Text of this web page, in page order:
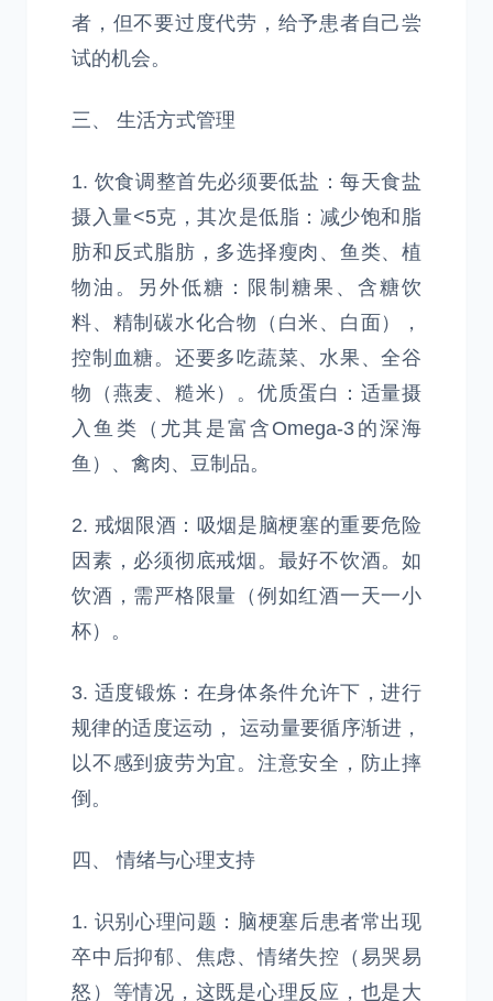
者，但不要过度代劳，给予患者自己尝
试的机会。
三、 生活方式管理
1. 饮食调整首先必须要低盐：每天食盐
摄入量<5克，其次是低脂：减少饱和脂
肪和反式脂肪，多选择瘦肉、鱼类、植
物油。另外低糖：限制糖果、含糖饮
料、精制碳水化合物（白米、白面），
控制血糖。还要多吃蔬菜、水果、全谷
物（燕麦、糙米）。优质蛋白：适量摄
入鱼类（尤其是富含Omega-3的深海
鱼）、禽肉、豆制品。
2. 戒烟限酒：吸烟是脑梗塞的重要危险
因素，必须彻底戒烟。最好不饮酒。如
饮酒，需严格限量（例如红酒一天一小
杯）。
3. 适度锻炼：在身体条件允许下，进行
规律的适度运动， 运动量要循序渐进，
以不感到疲劳为宜。注意安全，防止摔
倒。
四、 情绪与心理支持
1. 识别心理问题：脑梗塞后患者常出现
卒中后抑郁、焦虑、情绪失控（易哭易
怒）等情况，这既是心理反应，也是大